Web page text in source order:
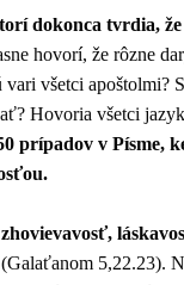
dokonca tvrdia,
hovorí, že rôzne
všetci apoštolmi?
Hovoria všetci
prípadov v Písme,
5,22.23).